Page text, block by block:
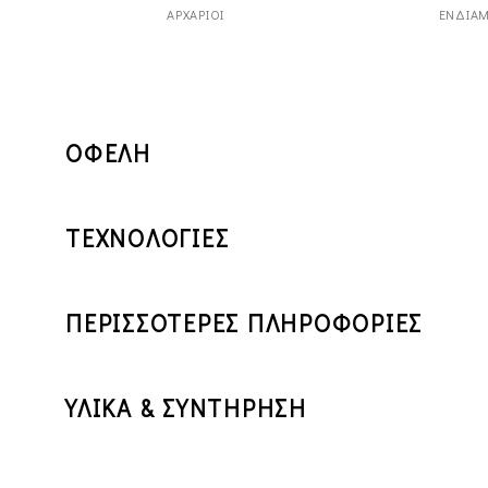
ΑΡΧΆΡΙΟΙ
ΟΦΕΛΗ
ΤΕΧΝΟΛΟΓΙΕΣ
ΠΕΡΙΣΣΟΤΕΡΕΣ ΠΛΗΡΟΦΟΡΙΕΣ
ΥΛΙΚΑ & ΣΥΝΤΗΡΗΣΗ